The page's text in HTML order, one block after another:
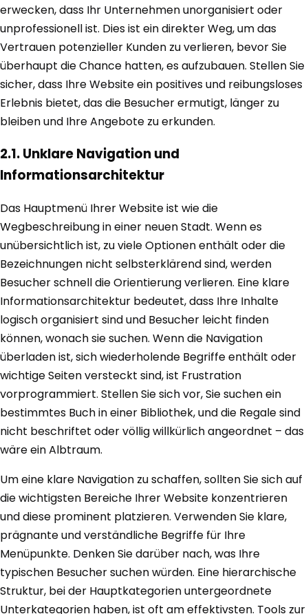
erwecken, dass Ihr Unternehmen unorganisiert oder
unprofessionell ist. Dies ist ein direkter Weg, um das
Vertrauen potenzieller Kunden zu verlieren, bevor Sie
überhaupt die Chance hatten, es aufzubauen. Stellen Sie
sicher, dass Ihre Website ein positives und reibungsloses
Erlebnis bietet, das die Besucher ermutigt, länger zu
bleiben und Ihre Angebote zu erkunden.
2.1. Unklare Navigation und
Informationsarchitektur
Das Hauptmenü Ihrer Website ist wie die
Wegbeschreibung in einer neuen Stadt. Wenn es
unübersichtlich ist, zu viele Optionen enthält oder die
Bezeichnungen nicht selbsterklärend sind, werden
Besucher schnell die Orientierung verlieren. Eine klare
Informationsarchitektur bedeutet, dass Ihre Inhalte
logisch organisiert sind und Besucher leicht finden
können, wonach sie suchen. Wenn die Navigation
überladen ist, sich wiederholende Begriffe enthält oder
wichtige Seiten versteckt sind, ist Frustration
vorprogrammiert. Stellen Sie sich vor, Sie suchen ein
bestimmtes Buch in einer Bibliothek, und die Regale sind
nicht beschriftet oder völlig willkürlich angeordnet – das
wäre ein Albtraum.
Um eine klare Navigation zu schaffen, sollten Sie sich auf
die wichtigsten Bereiche Ihrer Website konzentrieren
und diese prominent platzieren. Verwenden Sie klare,
prägnante und verständliche Begriffe für Ihre
Menüpunkte. Denken Sie darüber nach, was Ihre
typischen Besucher suchen würden. Eine hierarchische
Struktur, bei der Hauptkategorien untergeordnete
Unterkategorien haben, ist oft am effektivsten. Tools zur